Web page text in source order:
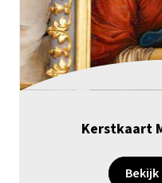
Kerstkaart